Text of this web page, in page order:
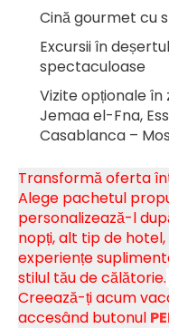
Cină gourmet cu
Excursii în
spectaculoase
Vizite opționale
Jemaa el-Fna,
Casablanca –
Transformă oferta
Alege pachetul
personalizează-l
nopți, alt tip de
experiențe
stilul tău de călătorie.
Creează-ți acum
accesând butonul